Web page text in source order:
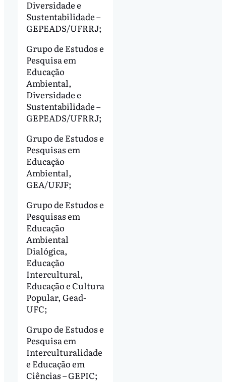
Diversidade e
Sustentabilidade –
GEPEADS/UFRRJ;
Grupo de Estudos e
Pesquisa em
Educação
Ambiental,
Diversidade e
Sustentabilidade –
GEPEADS/UFRRJ;
Grupo de Estudos e
Pesquisas em
Educação
Ambiental,
GEA/UFJF;
Grupo de Estudos e
Pesquisas em
Educação
Ambiental
Dialógica,
Educação
Intercultural,
Educação e Cultura
Popular, Gead-
UFC;
Grupo de Estudos e
Pesquisa em
Interculturalidade
e Educação em
Ciências – GEPIC;